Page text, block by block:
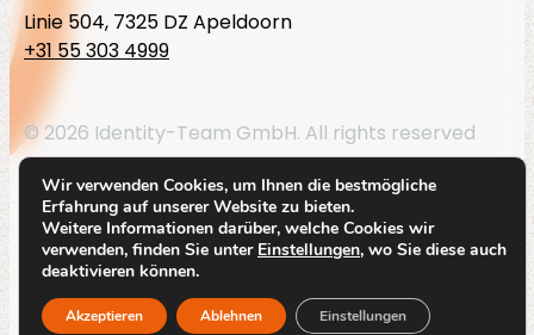
Insights
About us
Kontakt
Linie 504, 7325 DZ Apeldoorn
+31 55 303 4999
© 2026 Identity-Team GmbH. All rights reserved
LinkedinDatenschutzerklärungImpressum
ByCode Blauw
Wir verwenden Cookies, um Ihnen die bestmögliche
Erfahrung auf unserer Website zu bieten.
Weitere Informationen darüber, welche Cookies wir
verwenden, finden Sie unter Einstellungen, wo Sie diese auch
deaktivieren können.
Akzeptieren Ablehnen Einstellungen